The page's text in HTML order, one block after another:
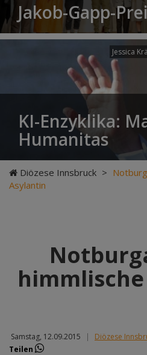
Jakob-Gapp-
Jessica
KI-Enzyklika:
Humanitas
Diözese Innsbruck >
Asylantin
Samstag, 12.09.2015 | Diözese
Teilen